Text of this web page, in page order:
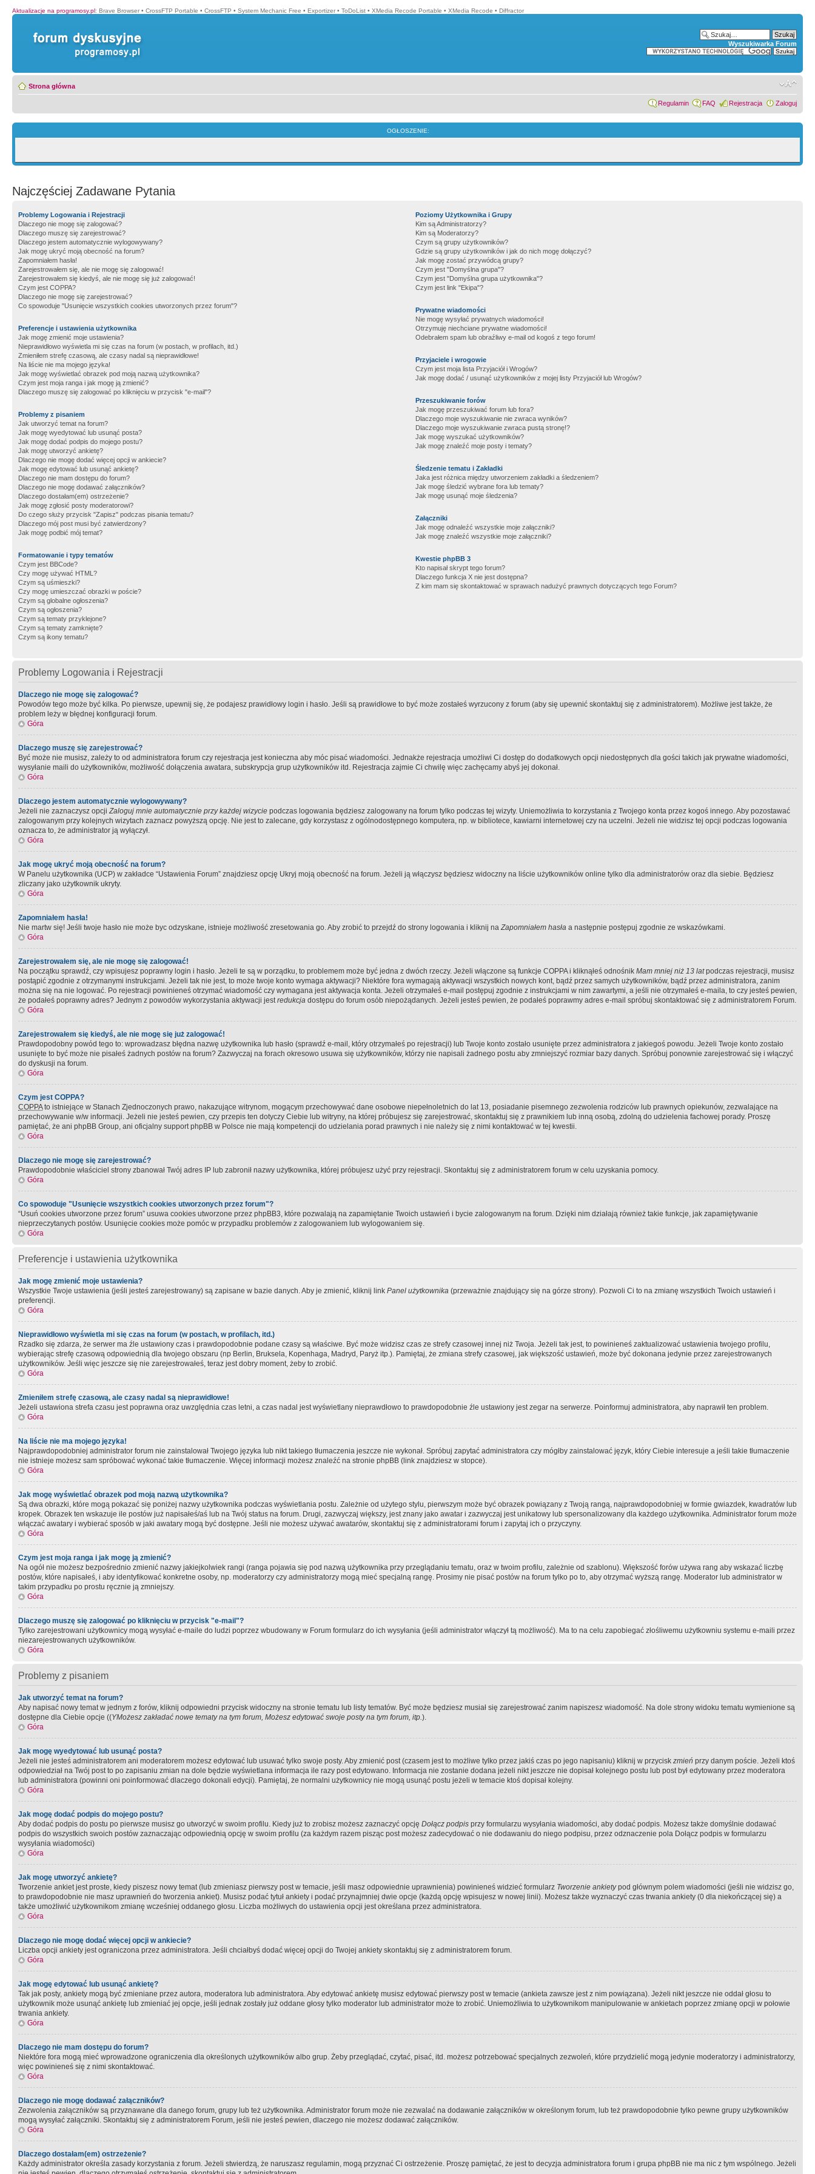
Aktualizacje na programosy.pl: Brave Browser • CrossFTP Portable • CrossFTP • System Mechanic Free • Exportizer • ToDoList • XMedia Recode Portable • XMedia Recode • Diffractor
Wyszukiwarka Forum
Strona główna
Regulamin FAQ Rejestracja Zaloguj
OGŁOSZENIE:
Najczęściej Zadawane Pytania
Problemy Logowania i Rejestracji
Dlaczego nie mogę się zalogować?
Dlaczego muszę się zarejestrować?
Dlaczego jestem automatycznie wylogowywany?
Jak mogę ukryć moją obecność na forum?
Zapomniałem hasła!
Zarejestrowałem się, ale nie mogę się zalogować!
Zarejestrowałem się kiedyś, ale nie mogę się już zalogować!
Czym jest COPPA?
Dlaczego nie mogę się zarejestrować?
Co spowoduje "Usunięcie wszystkich cookies utworzonych przez forum"?
Preferencje i ustawienia użytkownika
Jak mogę zmienić moje ustawienia?
Nieprawidłowo wyświetla mi się czas na forum (w postach, w profilach, itd.)
Zmieniłem strefę czasową, ale czasy nadal są nieprawidłowe!
Na liście nie ma mojego języka!
Jak mogę wyświetlać obrazek pod moją nazwą użytkownika?
Czym jest moja ranga i jak mogę ją zmienić?
Dlaczego muszę się zalogować po kliknięciu w przycisk "e-mail"?
Problemy z pisaniem
Jak utworzyć temat na forum?
Jak mogę wyedytować lub usunąć posta?
Jak mogę dodać podpis do mojego postu?
Jak mogę utworzyć ankietę?
Dlaczego nie mogę dodać więcej opcji w ankiecie?
Jak mogę edytować lub usunąć ankietę?
Dlaczego nie mam dostępu do forum?
Dlaczego nie mogę dodawać załączników?
Dlaczego dostałam(em) ostrzeżenie?
Jak mogę zgłosić posty moderatorowi?
Do czego służy przycisk "Zapisz" podczas pisania tematu?
Dlaczego mój post musi być zatwierdzony?
Jak mogę podbić mój temat?
Formatowanie i typy tematów
Czym jest BBCode?
Czy mogę używać HTML?
Czym są uśmieszki?
Czy mogę umieszczać obrazki w poście?
Czym są globalne ogłoszenia?
Czym są ogłoszenia?
Czym są tematy przyklejone?
Czym są tematy zamknięte?
Czym są ikony tematu?
Poziomy Użytkownika i Grupy
Kim są Administratorzy?
Kim są Moderatorzy?
Czym są grupy użytkowników?
Gdzie są grupy użytkowników i jak do nich mogę dołączyć?
Jak mogę zostać przywódcą grupy?
Czym jest "Domyślna grupa"?
Czym jest "Domyślna grupa użytkownika"?
Czym jest link "Ekipa"?
Prywatne wiadomości
Nie mogę wysyłać prywatnych wiadomości!
Otrzymuję niechciane prywatne wiadomości!
Odebrałem spam lub obraźliwy e-mail od kogoś z tego forum!
Przyjaciele i wrogowie
Czym jest moja lista Przyjaciół i Wrogów?
Jak mogę dodać / usunąć użytkowników z mojej listy Przyjaciół lub Wrogów?
Przeszukiwanie forów
Jak mogę przeszukiwać forum lub fora?
Dlaczego moje wyszukiwanie nie zwraca wyników?
Dlaczego moje wyszukiwanie zwraca pustą stronę!?
Jak mogę wyszukać użytkowników?
Jak mogę znaleźć moje posty i tematy?
Śledzenie tematu i Zakładki
Jaka jest różnica między utworzeniem zakładki a śledzeniem?
Jak mogę śledzić wybrane fora lub tematy?
Jak mogę usunąć moje śledzenia?
Załączniki
Jak mogę odnaleźć wszystkie moje załączniki?
Jak mogę znaleźć wszystkie moje załączniki?
Kwestie phpBB 3
Kto napisał skrypt tego forum?
Dlaczego funkcja X nie jest dostępna?
Z kim mam się skontaktować w sprawach nadużyć prawnych dotyczących tego Forum?
Problemy Logowania i Rejestracji
Dlaczego nie mogę się zalogować?
Powodów tego może być kilka. Po pierwsze, upewnij się, że podajesz prawidłowy login i hasło. Jeśli są prawidłowe to być może zostałeś wyrzucony z forum (aby się upewnić skontaktuj się z administratorem). Możliwe jest także, że
problem leży w błędnej konfiguracji forum.
Góra
Dlaczego muszę się zarejestrować?
Być może nie musisz, zależy to od administratora forum czy rejestracja jest konieczna aby móc pisać wiadomości. Jednakże rejestracja umożliwi Ci dostęp do dodatkowych opcji niedostępnych dla gości takich jak prywatne wiadomości,
wysyłanie maili do użytkowników, możliwość dołączenia awatara, subskrypcja grup użytkowników itd. Rejestracja zajmie Ci chwilę więc zachęcamy abyś jej dokonał.
Góra
Dlaczego jestem automatycznie wylogowywany?
Jeżeli nie zaznaczysz opcjiZaloguj mnie automatycznie przy każdej wizycie podczas logowania będziesz zalogowany na forum tylko podczas tej wizyty. Uniemożliwia to korzystania z Twojego konta przez kogoś innego. Aby pozostawać
zalogowanym przy kolejnych wizytach zaznacz powyższą opcję. Nie jest to zalecane, gdy korzystasz z ogólnodostępnego komputera, np. w bibliotece, kawiarni internetowej czy na uczelni. Jeżeli nie widzisz tej opcji podczas logowania
oznacza to, że administrator ją wyłączył.
Góra
Jak mogę ukryć moją obecność na forum?
W Panelu użytkownika (UCP) w zakładce “Ustawienia Forum” znajdziesz opcję Ukryj moją obecność na forum. Jeżeli ją włączysz będziesz widoczny na liście użytkowników online tylko dla administratorów oraz dla siebie. Będziesz
zliczany jako użytkownik ukryty.
Góra
Zapomniałem hasła!
Nie martw się! Jeśli twoje hasło nie może byc odzyskane, istnieje możliwość zresetowania go. Aby zrobić to przejdź do strony logowania i kliknij naZapomniałem hasła a następnie postępuj zgodnie ze wskazówkami.
Góra
Zarejestrowałem się, ale nie mogę się zalogować!
Na początku sprawdź, czy wpisujesz poprawny login i hasło. Jeżeli te są w porządku, to problemem może być jedna z dwóch rzeczy. Jeżeli włączone są funkcje COPPA i kliknąłeś odnośnik Mam mniej niż 13 latpodczas rejestracji, musisz
postąpić zgodnie z otrzymanymi instrukcjami. Jeżeli tak nie jest, to może twoje konto wymaga aktywacji? Niektóre fora wymagają aktywacji wszystkich nowych kont, bądź przez samych użytkowników, bądź przez administratora, zanim
można się na nie logować. Po rejestracji powinieneś otrzymać wiadomość czy wymagana jest aktywacja konta. Jeżeli otrzymałeś e-mail postępuj zgodnie z instrukcjami w nim zawartymi, a jeśli nie otrzymałeś e-maila, to czy jesteś pewien,
że podałeś poprawny adres? Jednym z powodów wykorzystania aktywacji jestredukcja dostępu do forum osób niepożądanych. Jeżeli jesteś pewien, że podałeś poprawmy adres e-mail spróbuj skontaktować się z administratorem Forum.
Góra
Zarejestrowałem się kiedyś, ale nie mogę się już zalogować!
Prawdopodobny powód tego to: wprowadzasz błędna nazwę użytkownika lub hasło (sprawdź e-mail, który otrzymałeś po rejestracji) lub Twoje konto zostało usunięte przez administratora z jakiegoś powodu. Jeżeli Twoje konto zostało
usunięte to być może nie pisałeś żadnych postów na forum? Zazwyczaj na forach okresowo usuwa się użytkowników, którzy nie napisali żadnego postu aby zmniejszyć rozmiar bazy danych. Spróbuj ponownie zarejestrować się i włączyć
do dyskusji na forum.
Góra
Czym jest COPPA?
COPPAto istniejące w Stanach Zjednoczonych prawo, nakazujące witrynom, mogącym przechowywać dane osobowe niepełnoletnich do lat 13, posiadanie pisemnego zezwolenia rodziców lub prawnych opiekunów, zezwalające na
przechowywanie w/w informacji. Jeżeli nie jesteś pewien, czy przepis ten dotyczy Ciebie lub witryny, na której próbujesz się zarejestrować, skontaktuj się z prawnikiem lub inną osobą, zdolną do udzielenia fachowej porady. Proszę
pamiętać, że ani phpBB Group, ani oficjalny support phpBB w Polsce nie mają kompetencji do udzielania porad prawnych i nie należy się z nimi kontaktować w tej kwestii.
Góra
Dlaczego nie mogę się zarejestrować?
Prawdopodobnie właściciel strony zbanował Twój adres IP lub zabronił nazwy użytkownika, której próbujesz użyć przy rejestracji. Skontaktuj się z administratorem forum w celu uzyskania pomocy.
Góra
Co spowoduje "Usunięcie wszystkich cookies utworzonych przez forum"?
“Usuń cookies utworzone przez forum” usuwa cookies utworzone przez phpBB3, które pozwalają na zapamiętanie Twoich ustawień i bycie zalogowanym na forum. Dzięki nim działają również takie funkcje, jak zapamiętywanie
nieprzeczytanych postów. Usunięcie cookies może pomóc w przypadku problemów z zalogowaniem lub wylogowaniem się.
Góra
Preferencje i ustawienia użytkownika
Jak mogę zmienić moje ustawienia?
Wszystkie Twoje ustawienia (jeśli jesteś zarejestrowany) są zapisane w bazie danych. Aby je zmienić, kliknij link Panel użytkownika (przeważnie znajdujący się na górze strony). Pozwoli Ci to na zmianę wszystkich Twoich ustawień i
preferencji.
Góra
Nieprawidłowo wyświetla mi się czas na forum (w postach, w profilach, itd.)
Rzadko się zdarza, że serwer ma źle ustawiony czas i prawdopodobnie podane czasy są właściwe. Być może widzisz czas ze strefy czasowej innej niż Twoja. Jeżeli tak jest, to powinieneś zaktualizować ustawienia twojego profilu,
wybierając strefę czasową odpowiednią dla twojego obszaru (np Berlin, Bruksela, Kopenhaga, Madryd, Paryż itp.). Pamiętaj, że zmiana strefy czasowej, jak większość ustawień, może być dokonana jedynie przez zarejestrowanych
użytkowników. Jeśli więc jeszcze się nie zarejestrowałeś, teraz jest dobry moment, żeby to zrobić.
Góra
Zmieniłem strefę czasową, ale czasy nadal są nieprawidłowe!
Jeżeli ustawiona strefa czasu jest poprawna oraz uwzględnia czas letni, a czas nadal jest wyświetlany nieprawdłowo to prawdopodobnie źle ustawiony jest zegar na serwerze. Poinformuj administratora, aby naprawił ten problem.
Góra
Na liście nie ma mojego języka!
Najprawdopodobniej administrator forum nie zainstalował Twojego języka lub nikt takiego tłumaczenia jeszcze nie wykonał. Spróbuj zapytać administratora czy mógłby zainstalować język, który Ciebie interesuje a jeśli takie tłumaczenie
nie istnieje możesz sam spróbować wykonać takie tłumaczenie. Więcej informacji możesz znaleźć na stronie phpBB (link znajdziesz w stopce).
Góra
Jak mogę wyświetlać obrazek pod moją nazwą użytkownika?
Są dwa obrazki, które mogą pokazać się poniżej nazwy użytkownika podczas wyświetlania postu. Zależnie od użytego stylu, pierwszym może być obrazek powiązany z Twoją rangą, najprawdopodobniej w formie gwiazdek, kwadratów lub
kropek. Obrazek ten wskazuje ile postów już napisałeś/aś lub na Twój status na forum. Drugi, zazwyczaj większy, jest znany jako awatar i zazwyczaj jest unikatowy lub spersonalizowany dla każdego użytkownika. Administrator forum może
włączać awatary i wybierać sposób w jaki awatary mogą być dostępne. Jeśli nie możesz używać awatarów, skontaktuj się z administratorami forum i zapytaj ich o przyczyny.
Góra
Czym jest moja ranga i jak mogę ją zmienić?
Na ogół nie możesz bezpośrednio zmienić nazwy jakiejkolwiek rangi (ranga pojawia się pod nazwą użytkownika przy przeglądaniu tematu, oraz w twoim profilu, zależnie od szablonu). Większość forów używa rang aby wskazać liczbę
postów, które napisałeś, i aby identyfikować konkretne osoby, np. moderatorzy czy administratorzy mogą mieć specjalną rangę. Prosimy nie pisać postów na forum tylko po to, aby otrzymać wyższą rangę. Moderator lub administrator w
takim przypadku po prostu ręcznie ją zmniejszy.
Góra
Dlaczego muszę się zalogować po kliknięciu w przycisk "e-mail"?
Tylko zarejestrowani użytkownicy mogą wysyłać e-maile do ludzi poprzez wbudowany w Forum formularz do ich wysyłania (jeśli administrator włączył tą możliwość). Ma to na celu zapobiegać złośliwemu użytkowniu systemu e-maili przez
niezarejestrowanych użytkowników.
Góra
Problemy z pisaniem
Jak utworzyć temat na forum?
Aby napisać nowy temat w jednym z forów, kliknij odpowiedni przycisk widoczny na stronie tematu lub listy tematów. Być może będziesz musiał się zarejestrować zanim napiszesz wiadomość. Na dole strony widoku tematu wymienione są
dostępne dla Ciebie opcje ((YMożesz zakładać nowe tematy na tym forum, Możesz edytować swoje posty na tym forum, itp.).
Góra
Jak mogę wyedytować lub usunąć posta?
Jeżeli nie jesteś administratorem ani moderatorem możesz edytować lub usuwać tylko swoje posty. Aby zmienić post (czasem jest to możliwe tylko przez jakiś czas po jego napisaniu) kliknij w przycisk zmień przy danym poście. Jeżeli ktoś
odpowiedział na Twój post to po zapisaniu zmian na dole będzie wyświetlana informacja ile razy post edytowano. Informacja nie zostanie dodana jeżeli nikt jeszcze nie dopisał kolejnego postu lub post był edytowany przez moderatora
lub administratora (powinni oni poinformować dlaczego dokonali edycji). Pamiętaj, że normalni użytkownicy nie mogą usunąć postu jeżeli w temacie ktoś dopisał kolejny.
Góra
Jak mogę dodać podpis do mojego postu?
Aby dodać podpis do postu po pierwsze musisz go utworzyć w swoim profilu. Kiedy już to zrobisz możesz zaznaczyć opcję Dołącz podpis przy formularzu wysyłania wiadomości, aby dodać podpis. Możesz także domyślnie dodawać
podpis do wszystkich swoich postów zaznaczając odpowiednią opcję w swoim profilu (za każdym razem pisząc post możesz zadecydować o nie dodawaniu do niego podpisu, przez odznaczenie pola Dołącz podpis w formularzu
wysyłania wiadomości)
Góra
Jak mogę utworzyć ankietę?
Tworzenie ankiet jest proste, kiedy piszesz nowy temat (lub zmieniasz pierwszy post w temacie, jeśli masz odpowiednie uprawnienia) powinieneś widzieć formularz Tworzenie ankietypod głównym polem wiadomości (jeśli nie widzisz go,
to prawdopodobnie nie masz uprawnień do tworzenia ankiet). Musisz podać tytuł ankiety i podać przynajmniej dwie opcje (każdą opcję wpisujesz w nowej linii). Możesz także wyznaczyć czas trwania ankiety (0 dla niekończącej się) a
także umożliwić użytkownikom zmianę wcześniej oddanego głosu. Liczba możliwych do ustawienia opcji jest określana przez administratora.
Góra
Dlaczego nie mogę dodać więcej opcji w ankiecie?
Liczba opcji ankiety jest ograniczona przez administratora. Jeśli chciałbyś dodać więcej opcji do Twojej ankiety skontaktuj się z administratorem forum.
Góra
Jak mogę edytować lub usunąć ankietę?
Tak jak posty, ankiety mogą być zmieniane przez autora, moderatora lub administratora. Aby edytować ankietę musisz edytować pierwszy post w temacie (ankieta zawsze jest z nim powiązana). Jeżeli nikt jeszcze nie oddał głosu to
użytkownik może usunąć ankietę lub zmieniać jej opcje, jeśli jednak zostały już oddane głosy tylko moderator lub administrator może to zrobić. Uniemożliwia to użytkownikom manipulowanie w ankietach poprzez zmianę opcji w połowie
trwania ankiety.
Góra
Dlaczego nie mam dostępu do forum?
Niektóre fora mogą mieć wprowadzone ograniczenia dla określonych użytkowników albo grup. Żeby przeglądać, czytać, pisać, itd. możesz potrzebować specjalnych zezwoleń, które przydzielić mogą jedynie moderatorzy i administratorzy,
więc powinieneś się z nimi skontaktować.
Góra
Dlaczego nie mogę dodawać załączników?
Zezwolenia załączników są przyznawane dla danego forum, grupy lub też użytkownika. Administrator forum może nie zezwalać na dodawanie załączników w określonym forum, lub też prawdopodobnie tylko pewne grupy użytkowników
mogą wysyłać załączniki. Skontaktuj się z administratorem Forum, jeśli nie jesteś pewien, dlaczego nie możesz dodawać załączników.
Góra
Dlaczego dostałam(em) ostrzeżenie?
Każdy administrator określa zasady korzystania z forum. Jeżeli stwierdzą, że naruszasz regulamin, mogą przyznać Ci ostrzeżenie. Proszę pamiętać, że jest to decyzja administratora forum i grupa phpBB nie ma nic z tym wspólnego. Jeżeli